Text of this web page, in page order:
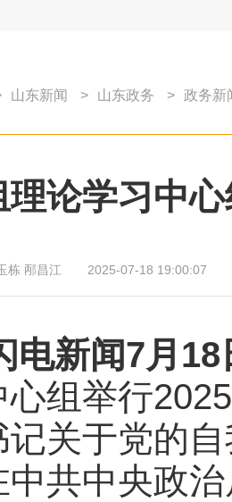
山东新闻 > 山东政务 > 政务新
论学习中
栋 邴昌江 2025-07-18 19:00:07
电新闻7月18
组举行
记关于党的
共中央政